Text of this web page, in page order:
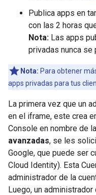
Publica apps en
con las 2 horas
Nota: Las apps
privadas nunca se
Nota: Para obtener
apps privadas para tus
La primera vez que un
en el iframe, este crea
Console en nombre de
avanzadas, se les
Google, que puede ser
Cloud Identity). Esta
administrador de la
Luego, un